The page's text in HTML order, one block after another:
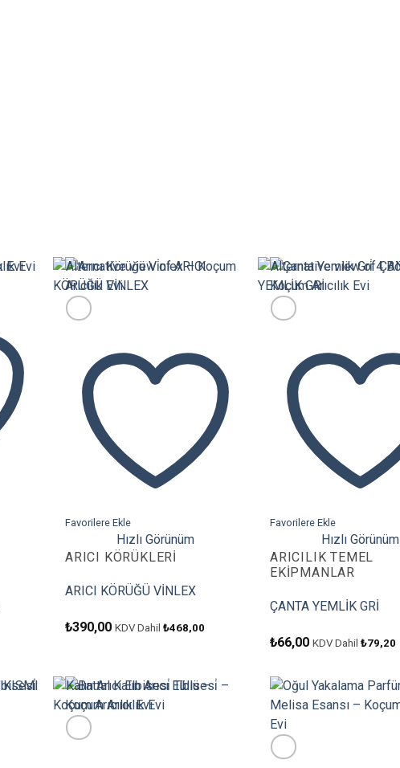
Favorilere Ekle
Hızlı Görünüm
ARICI KÖRÜKLERI
ARICI KÖRÜĞÜ VİNLEX
₺390,00 KDV Dahil ₺468,00
Favorilere Ekle
Hızlı Görünüm
ARICILIK TEMEL
EKIPMANLAR
ÇANTA YEMLİK GRİ
₺66,00 KDV Dahil ₺79,20